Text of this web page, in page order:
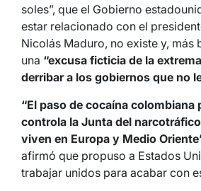
soles”, que el Gobierno
estar relacionado con el
Nicolás Maduro, no existe y, más
una “excusa ficticia de la
derribar a los gobiernos que no
“El paso de cocaína colombiana
controla la Junta del
viven en Europa y Medio
afirmó que propuso a Estados
trabajar unidos para acabar con